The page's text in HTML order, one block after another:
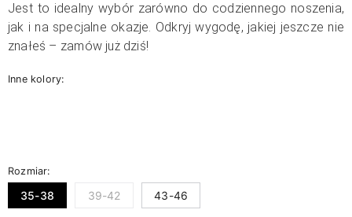
Jest to idealny wybór zarówno do codziennego noszenia,
jak i na specjalne okazje. Odkryj wygodę, jakiej jeszcze nie
znałeś – zamów już dziś!
Inne kolory:
Rozmiar:
35-38 39-42 43-46